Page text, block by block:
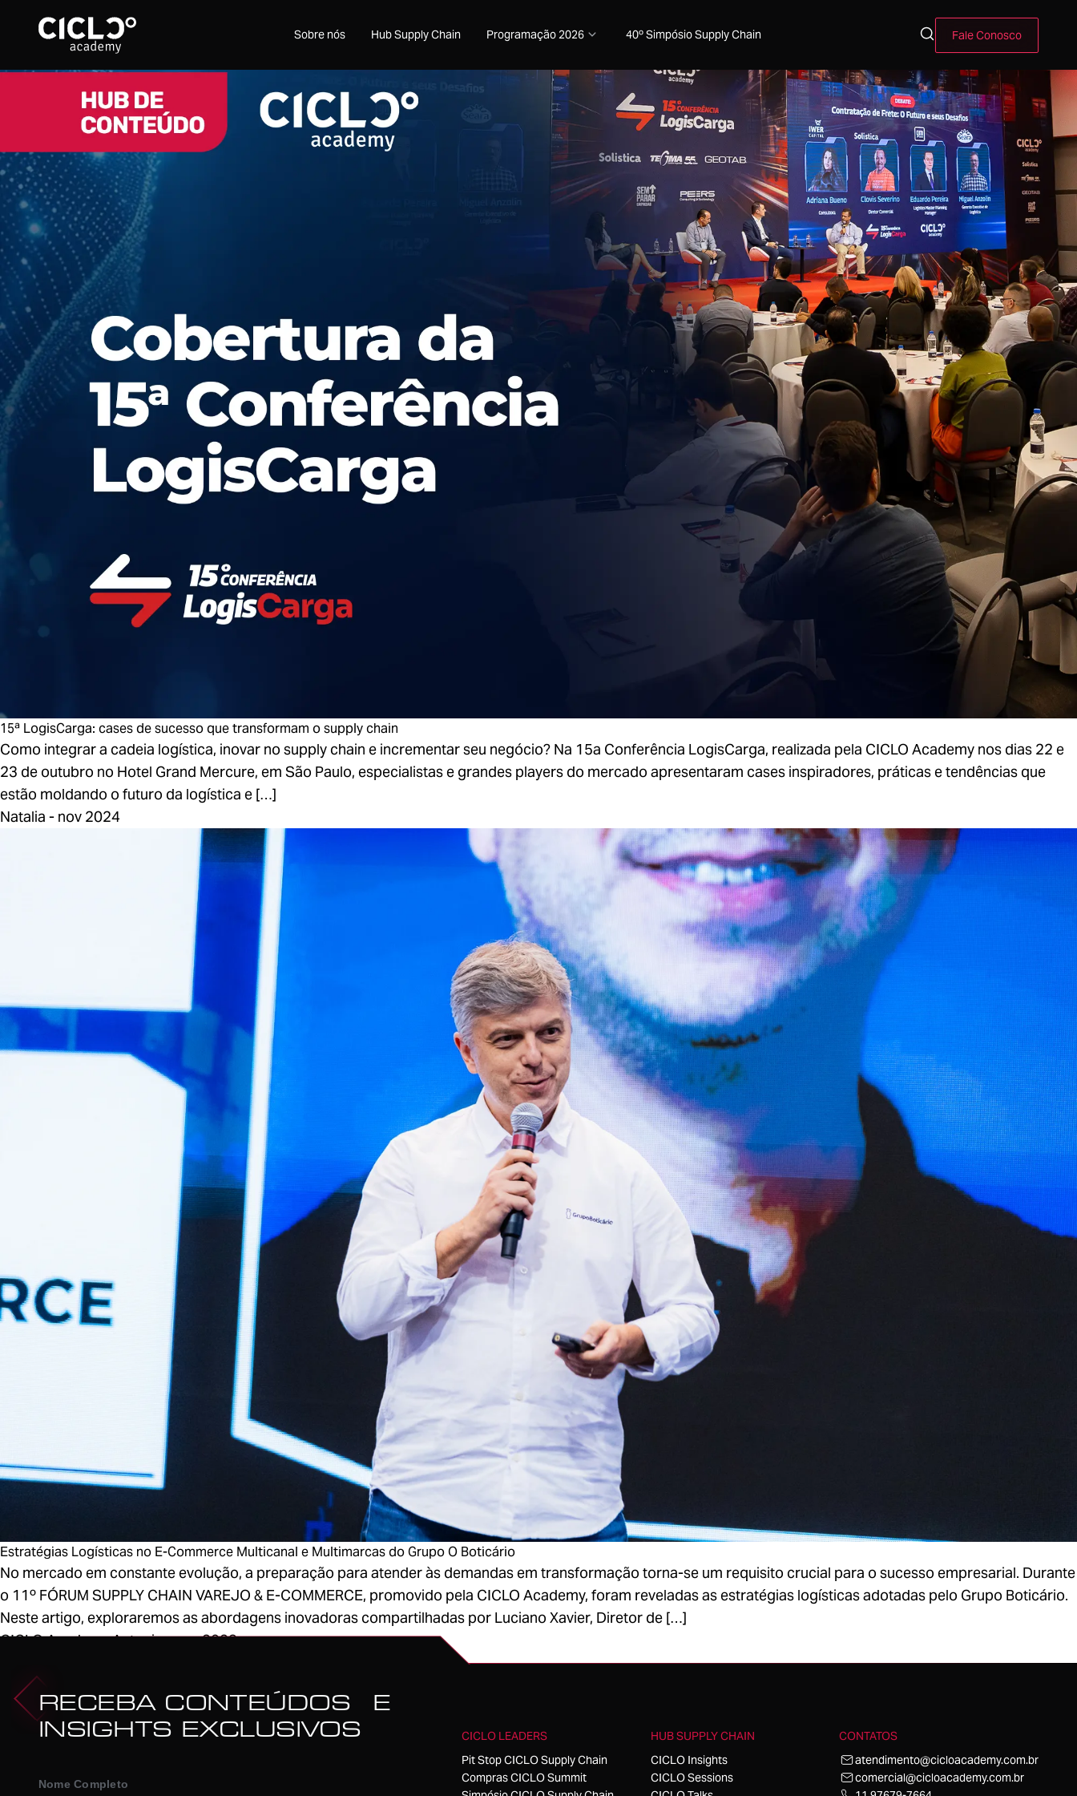
Sobre nós Hub Supply Chain Programação 2026 40º Simpósio Supply Chain Fale Conosco
15ª LogisCarga: cases de sucesso que transformam o supply chain
Como integrar a cadeia logística, inovar no supply chain e incrementar seu negócio? Na 15a Conferência LogisCarga, realizada pela CICLO Academy nos dias 22 e
23 de outubro no Hotel Grand Mercure, em São Paulo, especialistas e grandes players do mercado apresentaram cases inspiradores, práticas e tendências que
estão moldando o futuro da logística e […]
Natalia - nov 2024
Estratégias Logísticas no E-Commerce Multicanal e Multimarcas do Grupo O Boticário
No mercado em constante evolução, a preparação para atender às demandas em transformação torna-se um requisito crucial para o sucesso empresarial. Durante
o 11º FÓRUM SUPPLY CHAIN VAREJO & E-COMMERCE, promovido pela CICLO Academy, foram reveladas as estratégias logísticas adotadas pelo Grupo Boticário.
Neste artigo, exploraremos as abordagens inovadoras compartilhadas por Luciano Xavier, Diretor de […]
CICLO Academy Antonia - nov 2023
RECEBA CONTEÚDOS E
INSIGHTS EXCLUSIVOS
CICLO LEADERS
Pit Stop CICLO Supply Chain
Compras CICLO Summit
HUB SUPPLY CHAIN
CICLO Insights
CICLO Sessions
CONTATOS
atendimento@cicloacademy.com.br
comercial@cicloacademy.com.br